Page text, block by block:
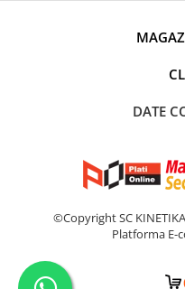
DATE
©Copyright SC KINETIKA
Platforma E-